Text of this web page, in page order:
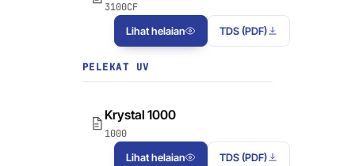
3100CF
Lihat helaian
TDS (PDF)
PELEKAT UV
Krystal 1000
1000
Lihat helaian
TDS (PDF)